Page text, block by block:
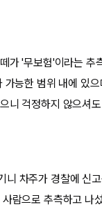
가 '무보험'이라는 추
가능한 범위 내에 있
니 걱정하지 않으셔
니 차주가 경찰에 신
람으로 추측하고 나